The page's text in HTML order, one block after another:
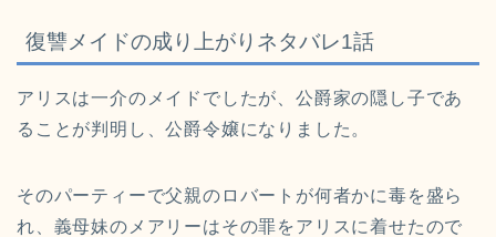
復讐メイドの成り上がりネタバレ1話
アリスは一介のメイドでしたが、公爵家の隠し子であ
ることが判明し、公爵令嬢になりました。
そのパーティーで父親のロバートが何者かに毒を盛ら
れ、義母妹のメアリーはその罪をアリスに着せたので